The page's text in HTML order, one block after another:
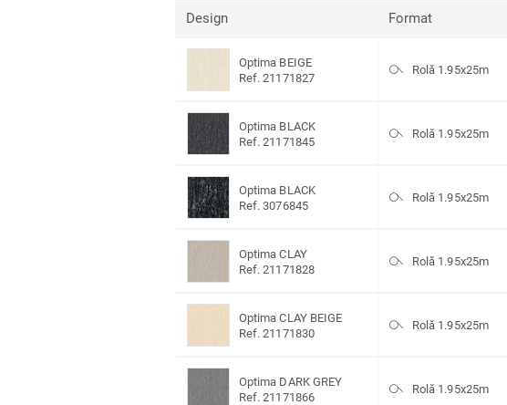
Design Format
Optima BEIGE
Ref. 21171827
Rolă 1.95x25m
Optima BLACK
Ref. 21171845
Rolă 1.95x25m
Optima BLACK
Ref. 3076845
Rolă 1.95x25m
Optima CLAY
Ref. 21171828
Rolă 1.95x25m
Optima CLAY BEIGE
Ref. 21171830
Rolă 1.95x25m
Optima DARK GREY
Ref. 21171866
Rolă 1.95x25m